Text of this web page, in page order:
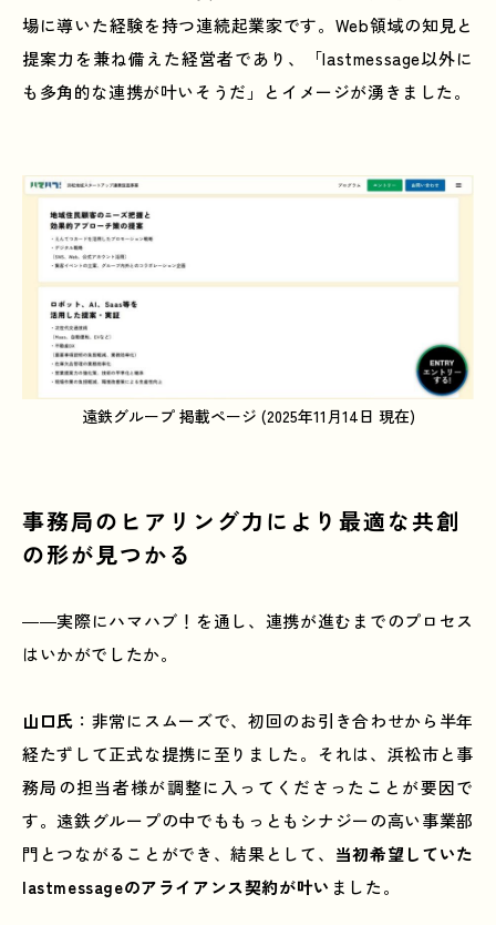
場に導いた経験を持つ連続起業家です。Web領域の知見と
提案力を兼ね備えた経営者であり、「lastmessage以外に
も多角的な連携が叶いそうだ」とイメージが湧きました。
遠鉄グループ 掲載ページ (2025年11月14日 現在)
事務局のヒアリング力により最適な共創
の形が見つかる
――実際にハマハブ！を通し、連携が進むまでのプロセス
はいかがでしたか。
山口氏 ：非常にスムーズで、初回のお引き合わせから半年
経たずして正式な提携に至りました。それは、浜松市と事
務局の担当者様が調整に入ってくださったことが要因で
す。遠鉄グループの中でももっともシナジーの高い事業部
門とつながることができ、結果として、 当初希望していた
lastmessageのアライアンス契約が叶い ました。